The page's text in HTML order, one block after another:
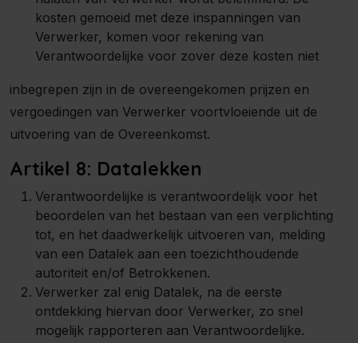
kosten gemoeid met deze inspanningen van
Verwerker, komen voor rekening van
Verantwoordelijke voor zover deze kosten niet
inbegrepen zijn in de overeengekomen prijzen en
vergoedingen van Verwerker voortvloeiende uit de
uitvoering van de Overeenkomst.
Artikel 8: Datalekken
Verantwoordelijke is verantwoordelijk voor het
beoordelen van het bestaan van een verplichting
tot, en het daadwerkelijk uitvoeren van, melding
van een Datalek aan een toezichthoudende
autoriteit en/of Betrokkenen.
Verwerker zal enig Datalek, na de eerste
ontdekking hiervan door Verwerker, zo snel
mogelijk rapporteren aan Verantwoordelijke.